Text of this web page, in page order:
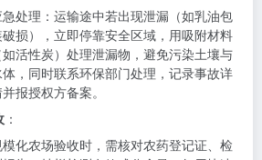
急处理：运输途中若出现泄漏（如乳油包
损），立即停靠安全区域，用吸附材料
如活性炭）处理泄漏物，避免污染土壤与
，同时联系环保部门处理，记录事故详
报授权方备案。
：
化农场验收时，需核对农药登记证、检